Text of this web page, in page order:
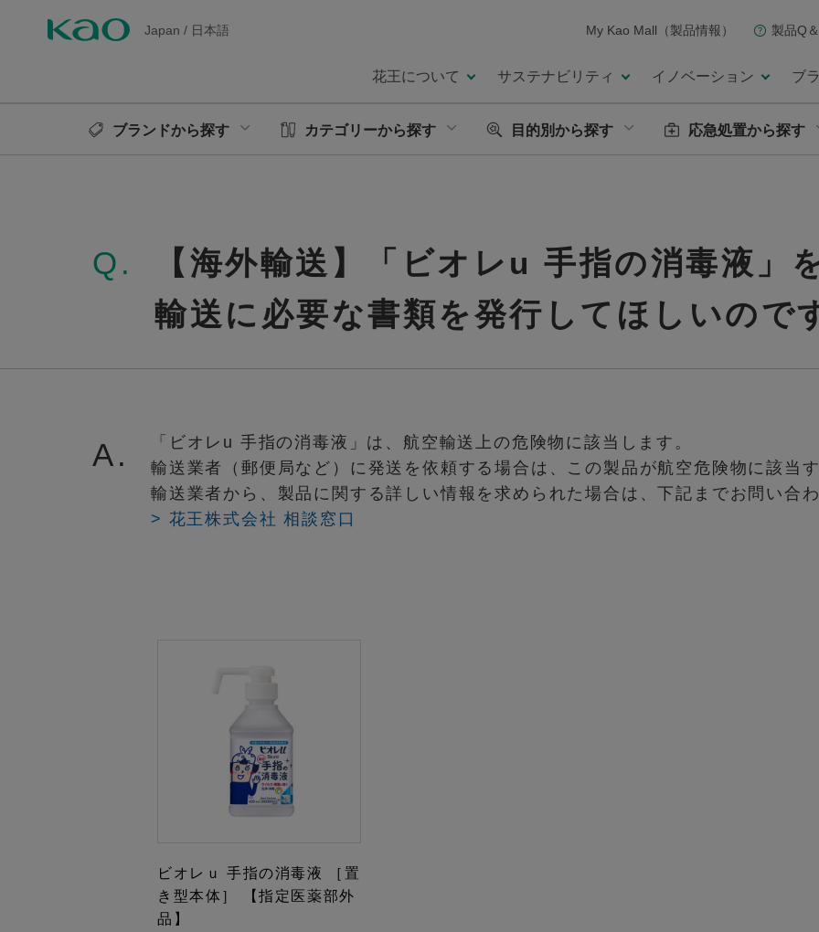
Japan / 日本語 My Kao Mall（製品情報） 製品Q
花王について サステナビリティ イノベーション ブ
ブランドから探す カテゴリーから探す 目的別から探す 応急処置から探す
Q.
【海外輸送】「ビオレu 手指の消毒液」
輸送に必要な書類を発行してほしいので
A.
「ビオレu 手指の消毒液」は、航空輸送上の危険物に該当します。
輸送業者（郵便局など）に発送を依頼する場合は、この製品が航空危険物に該当
輸送業者から、製品に関する詳しい情報を求められた場合は、下記までお問い合
> 花王株式会社 相談窓口
ビオレｕ 手指の消毒液 ［置
き型本体］ 【指定医薬部外
品】